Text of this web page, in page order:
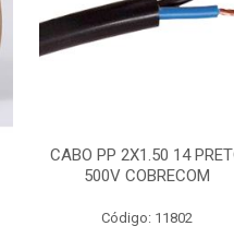
CABO PP 2X1.50 14
500V COBRECOM
Código: 11802